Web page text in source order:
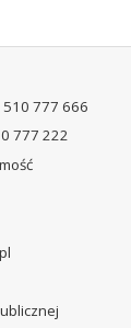
777 666
777 222